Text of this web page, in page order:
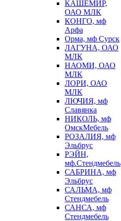
КАШЕМИР,
ОАО МЛК
КОНГО, мф
Арфа
Орма, мф Сурск
ЛАГУНА, ОАО
МЛК
НАОМИ, ОАО
МЛК
ЛОРИ, ОАО
МЛК
ЛЮЧИЯ, мф
Славянка
НИКОЛЬ, мф
ОмскМебель
РОЗАЛИЯ, мф
Эльбрус
РЭЙН,
мф.Стендмебель
САБРИНА, мф
Эльбрус
САЛЬМА, мф
Стендмебель
САНСА, мф
Стендмебель